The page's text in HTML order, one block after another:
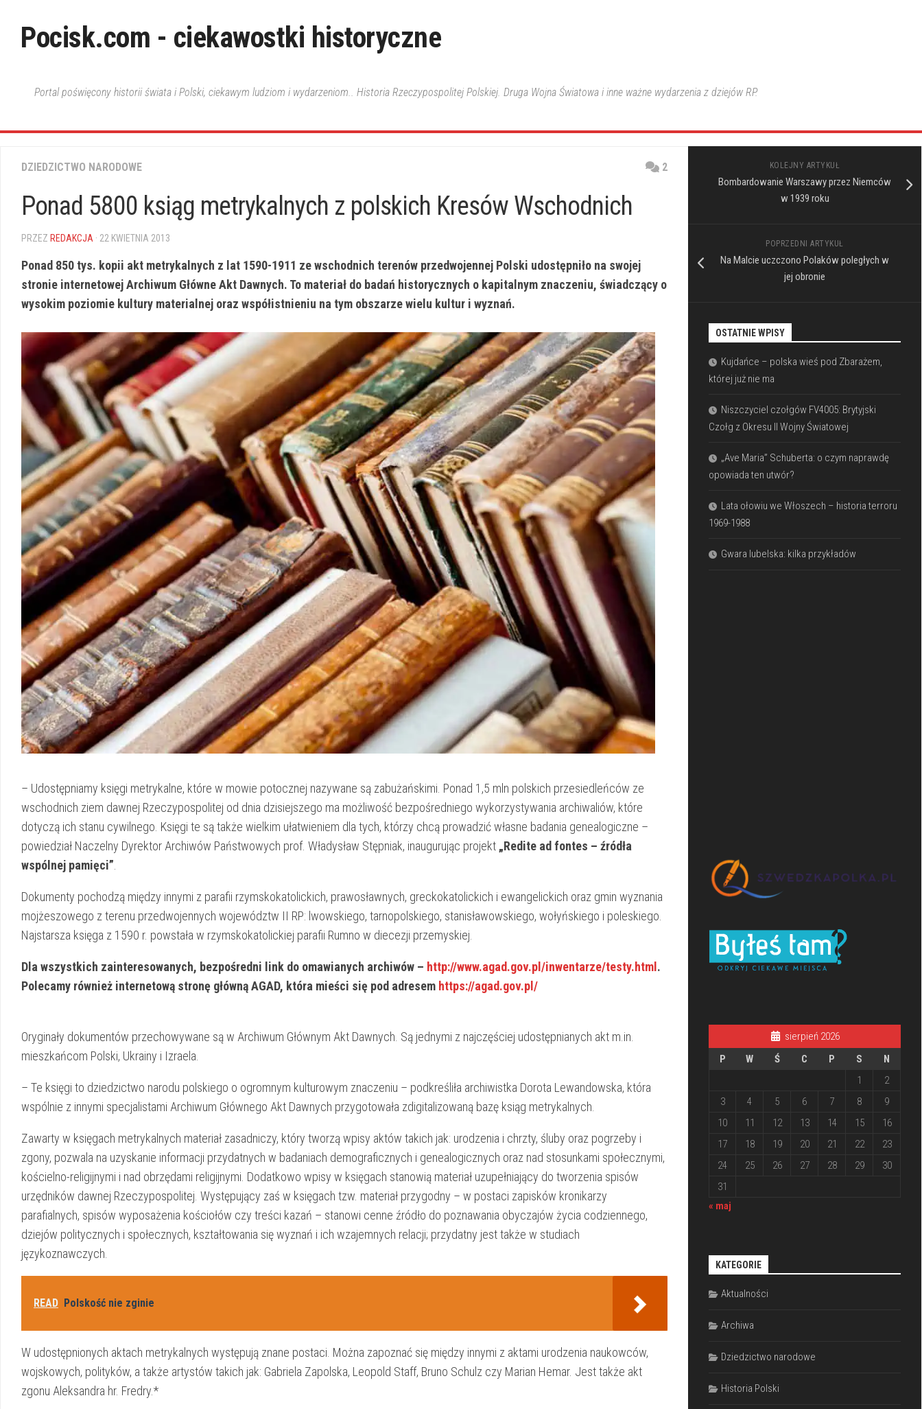
contentPocisk.com - ciekawostki historyczne
Portal poświęcony historii świata i Polski, ciekawym ludziom i wydarzeniom.. Historia Rzeczypospolitej Polskiej. Druga Wojna Światowa i inne ważne wydarzenia z dziejów RP.
DZIEDZICTWO NARODOWE 2
Ponad 5800 ksiąg metrykalnych z polskich Kresów Wschodnich
PRZEZ REDAKCJA · 22 KWIETNIA 2013
Ponad 850 tys. kopii akt metrykalnych z lat 1590-1911 ze wschodnich terenów przedwojennej Polski udostępniło na swojej
stronie internetowej Archiwum Główne Akt Dawnych. To materiał do badań historycznych o kapitalnym znaczeniu, świadczący o
wysokim poziomie kultury materialnej oraz współistnieniu na tym obszarze wielu kultur i wyznań.
– Udostępniamy księgi metrykalne, które w mowie potocznej nazywane są zabużańskimi. Ponad 1,5 mln polskich przesiedleńców ze
wschodnich ziem dawnej Rzeczypospolitej od dnia dzisiejszego ma możliwość bezpośredniego wykorzystywania archiwaliów, które
dotyczą ich stanu cywilnego. Księgi te są także wielkim ułatwieniem dla tych, którzy chcą prowadzić własne badania genealogiczne –
powiedział Naczelny Dyrektor Archiwów Państwowych prof. Władysław Stępniak, inaugurując projekt „Redite ad fontes – źródła
wspólnej pamięci”
Dokumenty pochodzą między innymi z parafii rzymskokatolickich, prawosławnych, greckokatolickich i ewangelickich oraz gmin wyznania
mojżeszowego z terenu przedwojennych województw II RP: lwowskiego, tarnopolskiego, stanisławowskiego, wołyńskiego i poleskiego.
Najstarsza księga z 1590 r. powstała w rzymskokatolickiej parafii Rumno w diecezji przemyskiej.
Dla wszystkich zainteresowanych, bezpośredni link do omawianych archiwów – http://www.agad.gov.pl/inwentarze/testy.html .
Polecamy również internetową stronę główną AGAD, która mieści się pod adresem https://agad.gov.pl/
Oryginały dokumentów przechowywane są w Archiwum Głównym Akt Dawnych. Są jednymi z najczęściej udostępnianych akt m.in.
mieszkańcom Polski, Ukrainy i Izraela.
– Te księgi to dziedzictwo narodu polskiego o ogromnym kulturowym znaczeniu – podkreśliła archiwistka Dorota Lewandowska, która
wspólnie z innymi specjalistami Archiwum Głównego Akt Dawnych przygotowała zdigitalizowaną bazę ksiąg metrykalnych.
Zawarty w księgach metrykalnych materiał zasadniczy, który tworzą wpisy aktów takich jak: urodzenia i chrzty, śluby oraz pogrzeby i
zgony, pozwala na uzyskanie informacji przydatnych w badaniach demograficznych i genealogicznych oraz nad stosunkami społecznymi,
kościelno-religijnymi i nad obrzędami religijnymi. Dodatkowo wpisy w księgach stanowią materiał uzupełniający do tworzenia spisów
urzędników dawnej Rzeczypospolitej. Występujący zaś w księgach tzw. materiał przygodny – w postaci zapisków kronikarzy
parafialnych, spisów wyposażenia kościołów czy treści kazań – stanowi cenne źródło do poznawania obyczajów życia codziennego,
dziejów politycznych i społecznych, kształtowania się wyznań i ich wzajemnych relacji; przydatny jest także w studiach
językoznawczych.
READ Polskość nie zginie
W udostępnionych aktach metrykalnych występują znane postaci. Można zapoznać się między innymi z aktami urodzenia naukowców,
wojskowych, polityków, a także artystów takich jak: Gabriela Zapolska, Leopold Staff, Bruno Schulz czy Marian Hemar. Jest także akt
zgonu Aleksandra hr. Fredry.*
KOLEJNY ARTYKUŁ
Bombardowanie Warszawy przez Niemców
w 1939 roku
POPRZEDNI ARTYKUŁ
Na Malcie uczczono Polaków poległych w
jej obronie
OSTATNIE WPISY
Kujdańce – polska wieś pod Zbarażem,
której już nie ma
Niszczyciel czołgów FV4005: Brytyjski
Czołg z Okresu II Wojny Światowej
„Ave Maria” Schuberta: o czym naprawdę
opowiada ten utwór?
Lata ołowiu we Włoszech – historia terroru
1969-1988
Gwara lubelska: kilka przykładów
sierpień 2026
P
W Ś C P S
N
1
2
3
4 5 6 7 8
9
10
11 12 13 14 15
16
17
18 19 20 21 22
23
24
25 26 27 28 29
30
31
« maj
KATEGORIE
Aktualności
Archiwa
Dziedzictwo narodowe
Historia Polski